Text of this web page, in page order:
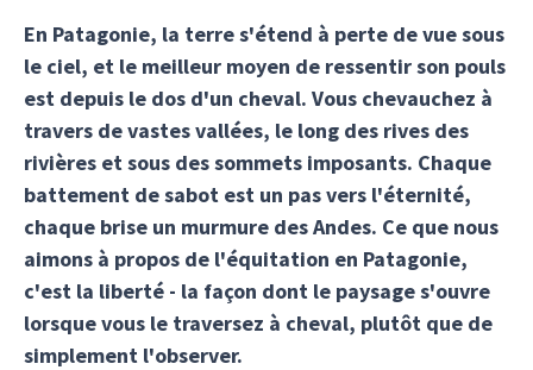
En Patagonie, la terre s'étend à perte de vue sous
le ciel, et le meilleur moyen de ressentir son pouls
est depuis le dos d'un cheval. Vous chevauchez à
travers de vastes vallées, le long des rives des
rivières et sous des sommets imposants. Chaque
battement de sabot est un pas vers l'éternité,
chaque brise un murmure des Andes. Ce que nous
aimons à propos de l'équitation en Patagonie,
c'est la liberté - la façon dont le paysage s'ouvre
lorsque vous le traversez à cheval, plutôt que de
simplement l'observer.